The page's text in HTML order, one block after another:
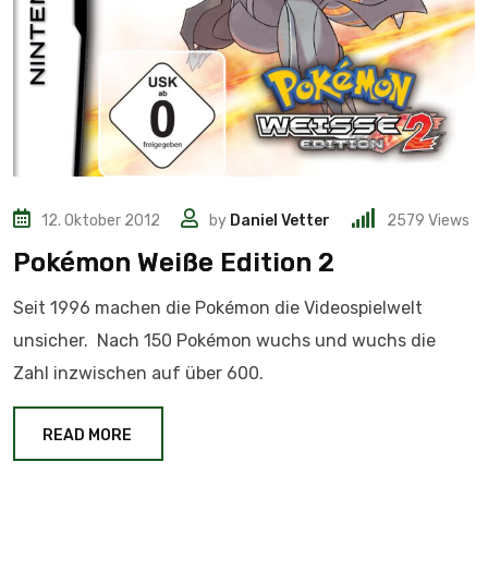
12. Oktober 2012 by Daniel Vetter 2579 Views
Pokémon Weiße Edition 2
Seit 1996 machen die Pokémon die Videospielwelt
unsicher. Nach 150 Pokémon wuchs und wuchs die
Zahl inzwischen auf über 600.
READ MORE